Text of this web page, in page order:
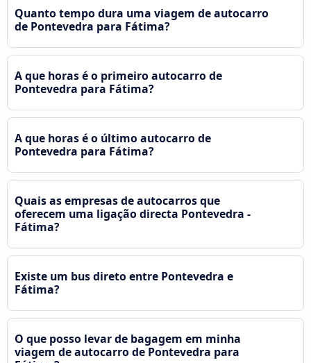
Quanto tempo dura uma viagem de autocarro
de Pontevedra para Fátima?
A que horas é o primeiro autocarro de
Pontevedra para Fátima?
A que horas é o último autocarro de
Pontevedra para Fátima?
Quais as empresas de autocarros que
oferecem uma ligação directa Pontevedra -
Fátima?
Existe um bus direto entre Pontevedra e
Fátima?
O que posso levar de bagagem em minha
viagem de autocarro de Pontevedra para